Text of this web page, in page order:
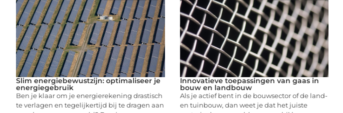
Slim energiebewustzijn: optimaliseer je
energiegebruik
Ben je klaar om je energierekening drastisch
te verlagen en tegelijkertijd bij te dragen aan
Innovatieve toepassingen van gaas in
bouw en landbouw
Als je actief bent in de bouwsector of de land-
en tuinbouw, dan weet je dat het juiste